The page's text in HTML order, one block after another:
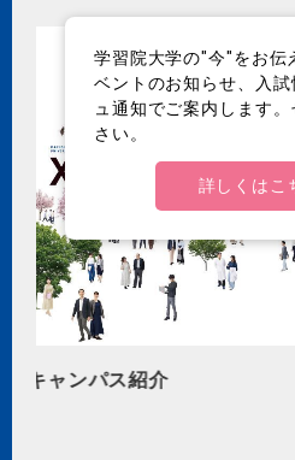
GAKUSHUIN
学習院大学の"今"をお伝
ベントのお知らせ、入
ュ通知でご案内します
さい。
詳しくはこ